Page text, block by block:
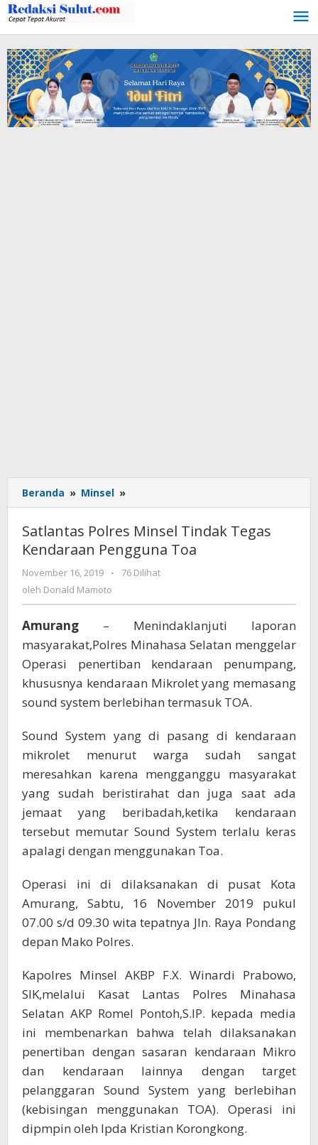
Lewati
ke
konten
Beranda » Minsel »
Polres
Tindak
Tegas
Kendaraan
Satlantas Polres Minsel Tindak Tegas
Kendaraan Pengguna Toa
November 16, 2019
oleh
Donald
-
76 Dilihat
oleh Donald Mamoto
Amurang – Menindaklanjuti laporan
masyarakat,Polres Minahasa Selatan menggelar
Operasi penertiban kendaraan penumpang,
khususnya kendaraan Mikrolet yang memasang
sound system berlebihan termasuk TOA.
Sound System yang di pasang di kendaraan
mikrolet menurut warga sudah sangat
meresahkan karena mengganggu masyarakat
yang sudah beristirahat dan juga saat ada
jemaat yang beribadah,ketika kendaraan
tersebut memutar Sound System terlalu keras
apalagi dengan menggunakan Toa.
Operasi ini di dilaksanakan di pusat Kota
Amurang, Sabtu, 16 November 2019 pukul
07.00 s/d 09.30 wita tepatnya Jln. Raya Pondang
depan Mako Polres.
Kapolres Minsel AKBP F.X. Winardi Prabowo,
SIK,melalui Kasat Lantas Polres Minahasa
Selatan AKP Romel Pontoh,S.IP. kepada media
ini membenarkan bahwa telah dilaksanakan
penertiban dengan sasaran kendaraan Mikro
dan kendaraan lainnya dengan target
pelanggaran Sound System yang berlebihan
(kebisingan menggunakan TOA). Operasi ini
dipmpin oleh Ipda Kristian Korongkong.